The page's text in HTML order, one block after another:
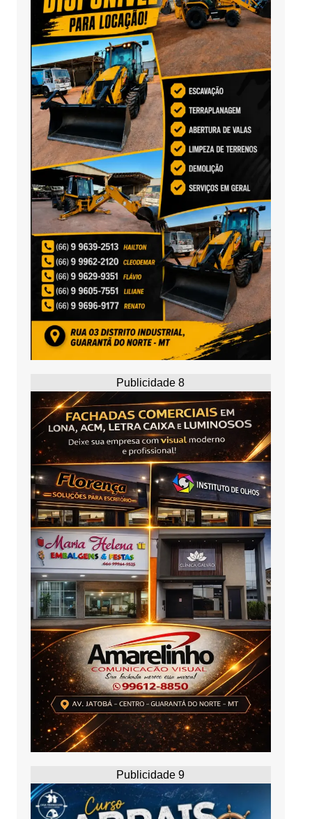
Publicidade 8
Publicidade 9